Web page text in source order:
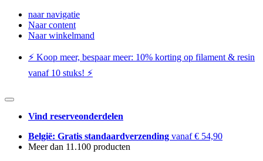
naar navigatie
Naar content
Naar winkelmand
⚡️ Koop meer, bespaar meer: ​​10% korting op filament & resin
vanaf 10 stuks! ⚡️
Vind reserveonderdelen
België: Gratis standaardverzending vanaf € 54,90
Meer dan 11.100 producten